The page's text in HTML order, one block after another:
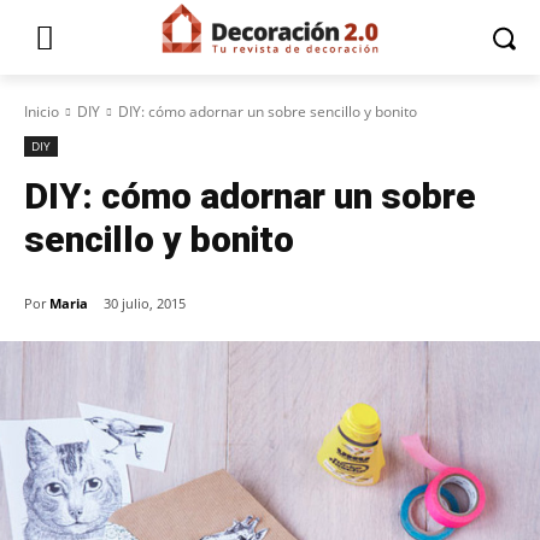
Inicio DIY DIY: cómo adornar un sobre sencillo y bonito
DIY
DIY: cómo adornar un sobre
sencillo y bonito
Por Maria 30 julio, 2015